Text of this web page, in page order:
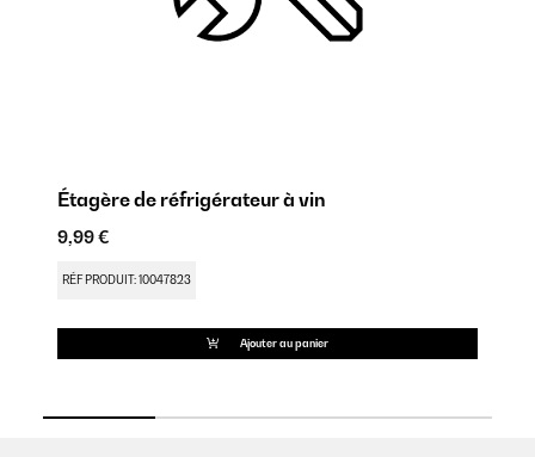
Étagère de réfrigérateur à vin
9,99 €
RÉF PRODUIT: 10047823
Ajouter au panier